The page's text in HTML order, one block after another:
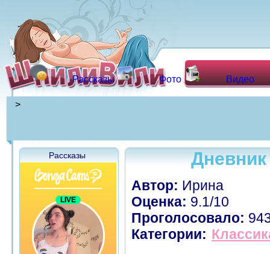
Рассказы Фото Видео
>
Рассказы
Автор: Ирина
Оценка: 9.1/10
Проголосовало:
Категории: